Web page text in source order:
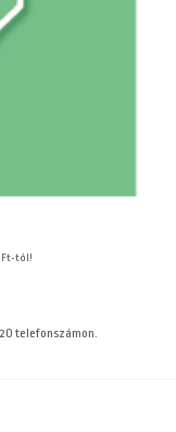
Ft-tól!
telefonszámon.